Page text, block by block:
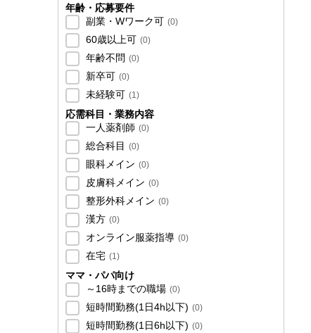
年齢・応募要件
副業・Wワーク可 (0)
60歳以上可 (0)
年齢不問 (0)
新卒可 (0)
未経験可 (1)
応需科目・業務内容
一人薬剤師 (0)
総合科目 (0)
眼科メイン (0)
皮膚科メイン (0)
整形外科メイン (0)
漢方 (0)
オンライン服薬指導 (0)
在宅 (1)
ママ・パパ向け
～16時までの職場 (0)
短時間勤務(1日4h以下) (0)
短時間勤務(1日6h以下) (0)